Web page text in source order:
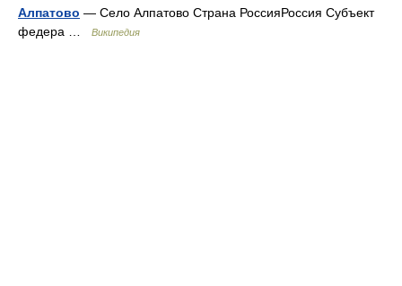
Алпатово — Село Алпатово Страна РоссияРоссия Субъект
федера …
Википедия